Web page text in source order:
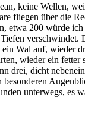
keine Wellen,
fliegen über die
200 würde
Wal auf,
wieder ein
drei, dicht
unterwegs, es